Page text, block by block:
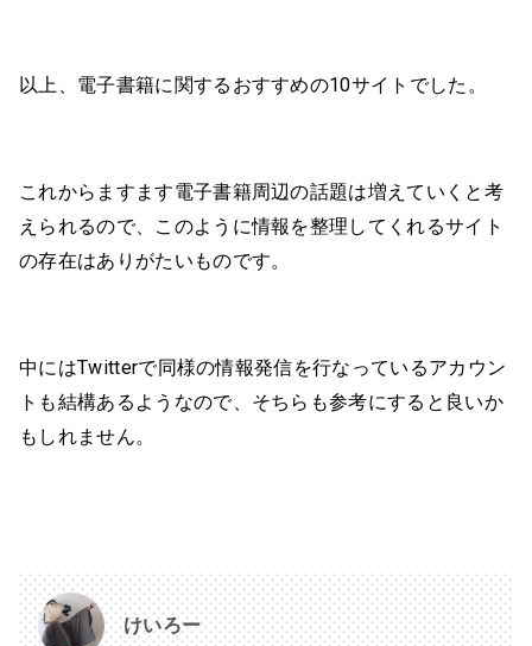
以上、電子書籍に関するおすすめの10サイトでした。
これからますます電子書籍周辺の話題は増えていくと考
えられるので、このように情報を整理してくれるサイト
の存在はありがたいものです。
中にはTwitterで同様の情報発信を行なっているアカウン
トも結構あるようなので、そちらも参考にすると良いか
もしれません。
けいろー